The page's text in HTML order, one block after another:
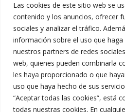
Las cookies de este sitio web se
contenido y los anuncios, ofrecer
sociales y analizar el tráfico.
información sobre el uso que
nuestros partners de redes
web, quienes pueden combinarla
les haya proporcionado o que
uso que haya hecho de sus
“Aceptar todas las cookies”, está
todas nuestras cookies. En
Aviso Legal y Política